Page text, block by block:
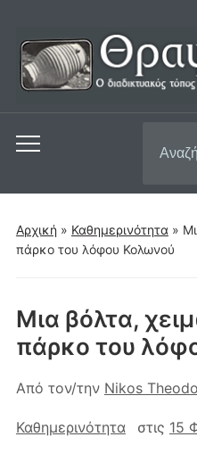
Εναλλαγή
μενού
για
κινητά
για:
Αρχική » Καθημερινότητα »
πάρκο του λόφου Κολωνού
Μια βόλτα,
πάρκο του
Από τον/την Nikos
Καθημερινότητα στις 15